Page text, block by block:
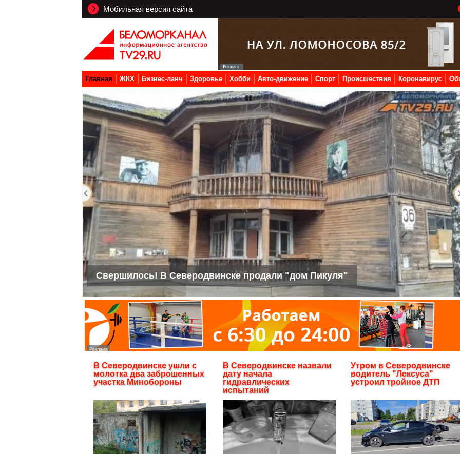
Мобильная версия сайта
Главная ЖКХ Бизнес-ланч Здоровье Хобби Авто-движение Спорт Происшествия Коронавирус
Свершилось! В Северодвинске продали "дом Пикуля"
В Северодвинске ушли с
молотка два заброшенных
участка Минобороны
В Северодвинске назвали
дату начала
гидравлических
испытаний
Утром в Северодвинске
водитель "Лексуса"
устроил тройное ДТП